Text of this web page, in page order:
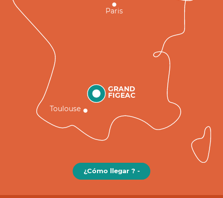
GRAND
FIGEAC
Toulouse
Paris
¿Cómo llegar ? -